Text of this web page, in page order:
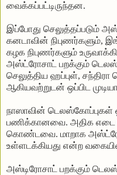
வைக்கப்பட்டிருந்தன.
இப்போது செலுத்தப்படும்
கனடாவின் நிபுணர்களும்,
கழக நிபுணர்களும்
அஸ்ட்ரோசாட் பறக்கும்
செலுத்திய ஹப்புள், சந்திரா
ஆகியவற்றுடன் ஒப்பிட
நாஸாவின் டெலஸ்கோப்புகள்
பணிக்கானவை. அதிக எடை
கொண்டவை. மாறாக
உள்ளடக்கியது என்ற
அஸ்டிரோசாட் பறக்கும்